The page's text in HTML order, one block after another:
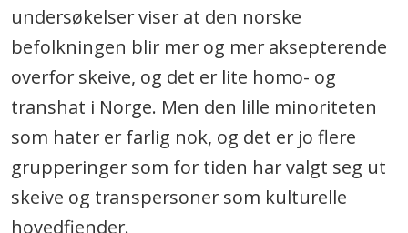
undersøkelser viser at den norske
befolkningen blir mer og mer aksepterende
overfor skeive, og det er lite homo- og
transhat i Norge. Men den lille minoriteten
som hater er farlig nok, og det er jo flere
grupperinger som for tiden har valgt seg ut
skeive og transpersoner som kulturelle
hovedfiender.